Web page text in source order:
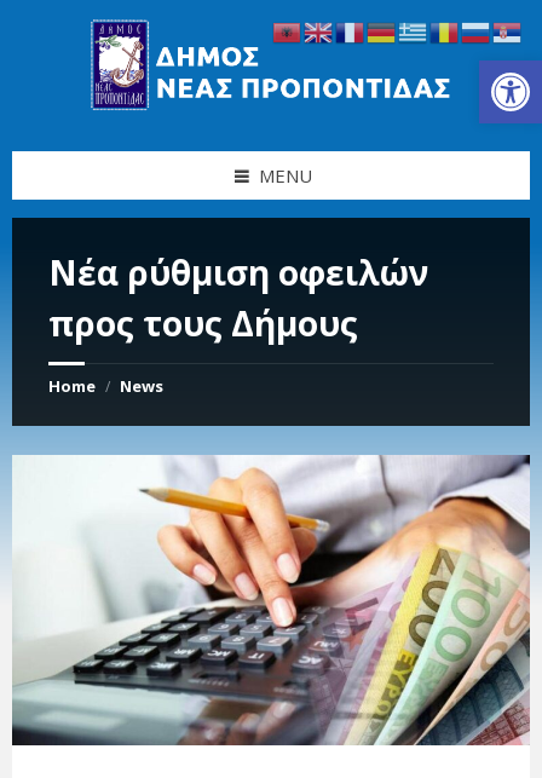
Ανοίξτε τη γραμμή εργαλείων
MENU
Νέα ρύθμιση οφειλών
προς τους Δήμους
Home / News